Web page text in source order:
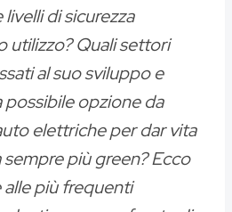
di sicurezza
utilizzo? Quali settori
al suo sviluppo e
possibile opzione da
elettriche per dar vita
più green? Ecco
più frequenti